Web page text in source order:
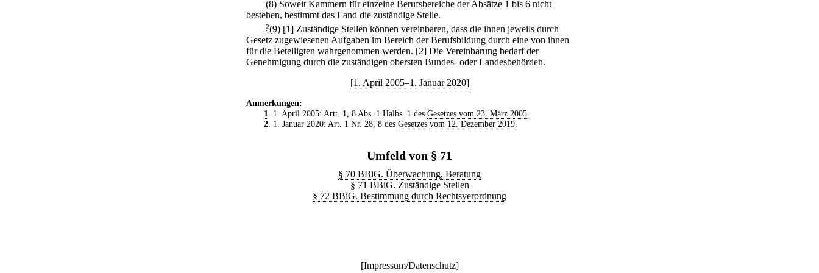
(8) Soweit Kammern für einzelne Berufsbereiche der Absätze 1 bis 6 nicht
bestehen, bestimmt das Land die zuständige Stelle.
2(9) [1] Zuständige Stellen können vereinbaren, dass die ihnen jeweils durch
Gesetz zugewiesenen Aufgaben im Bereich der Berufsbildung durch eine von ihnen
für die Beteiligten wahrgenommen werden. [2] Die Vereinbarung bedarf der
Genehmigung durch die zuständigen obersten Bundes- oder Landesbehörden.
[1. April 2005–1. Januar 2020]
Anmerkungen:
1
. 1. April 2005: Artt. 1, 8 Abs. 1 Halbs. 1 des Gesetzes vom 23. März 2005.
2. 1. Januar 2020: Art. 1 Nr. 28, 8 des Gesetzes vom 12. Dezember 2019.
Umfeld von § 71
§ 70 BBiG. Überwachung, Beratung
§ 71 BBiG. Zuständige Stellen
§ 72 BBiG. Bestimmung durch Rechtsverordnung
[Impressum/Datenschutz]